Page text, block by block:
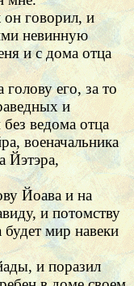
он говорил, и
невинную
и с дома отца
его, за то
и
ведома отца
военачальника
Йэтэра,
Йоава и на
и потомству
мир навеки
и поразил